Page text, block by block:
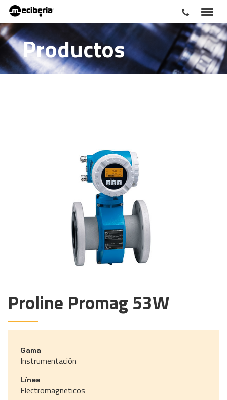
Productos
Proline Promag 53W
Gama
Instrumentación
Línea
Electromagneticos